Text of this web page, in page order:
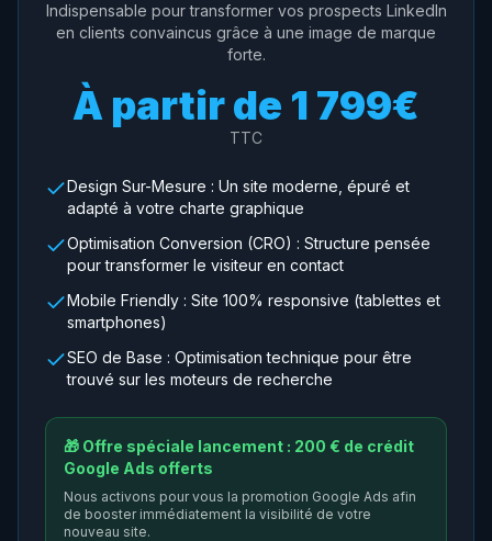
Indispensable pour transformer vos prospects LinkedIn
en clients convaincus grâce à une image de marque
forte.
À partir de 1 799€
TTC
Design Sur-Mesure : Un site moderne, épuré et
adapté à votre charte graphique
Optimisation Conversion (CRO) : Structure pensée
pour transformer le visiteur en contact
Mobile Friendly : Site 100% responsive (tablettes et
smartphones)
SEO de Base : Optimisation technique pour être
trouvé sur les moteurs de recherche
🎁 Offre spéciale lancement : 200 € de crédit
Google Ads offerts
Nous activons pour vous la promotion Google Ads afin
de booster immédiatement la visibilité de votre
nouveau site.